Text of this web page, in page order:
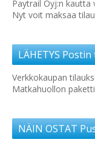
Paytrail Oyj:n kautta
Nyt voit maksaa
LÄHETYS
Verkkokaupan
Matkahuollon
NÄIN OSTAT